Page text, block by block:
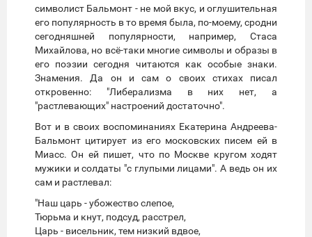
символист Бальмонт - не мой вкус, и оглушительная
его популярность в то время была, по-моему, сродни
сегодняшней популярности, например, Стаса
Михайлова, но всё-таки многие символы и образы в
его поэзии сегодня читаются как особые знаки.
Знамения. Да он и сам о своих стихах писал
откровенно: "Либерализма в них нет, а
"растлевающих" настроений достаточно".
Вот и в своих воспоминаниях Екатерина Андреева-
Бальмонт цитирует из его московских писем ей в
Миасс. Он ей пишет, что по Москве кругом ходят
мужики и солдаты "с глупыми лицами". А ведь он их
сам и растлевал:
"Наш царь - убожество слепое,
Тюрьма и кнут, подсуд, расстрел,
Царь - висельник, тем низкий вдвое,